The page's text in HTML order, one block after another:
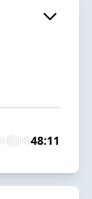
48:11